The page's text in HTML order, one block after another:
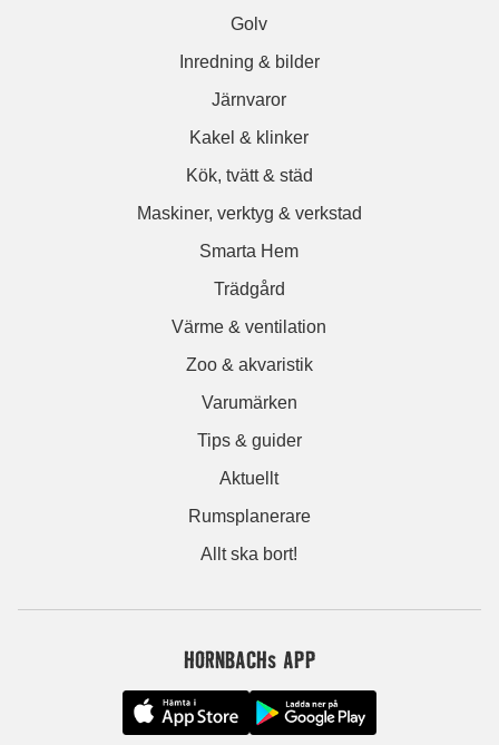
Golv
Inredning & bilder
Järnvaror
Kakel & klinker
Kök, tvätt & städ
Maskiner, verktyg & verkstad
Smarta Hem
Trädgård
Värme & ventilation
Zoo & akvaristik
Varumärken
Tips & guider
Aktuellt
Rumsplanerare
Allt ska bort!
HORNBACHs APP